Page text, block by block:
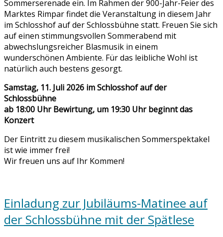
Sommerserenade ein. Im Rahmen der 900-Jahr-Feier des
Marktes Rimpar findet die Veranstaltung in diesem Jahr
im Schlosshof auf der Schlossbühne statt. Freuen Sie sich
auf einen stimmungsvollen Sommerabend mit
abwechslungsreicher Blasmusik in einem
wunderschönen Ambiente. Für das leibliche Wohl ist
natürlich auch bestens gesorgt.
Samstag, 11. Juli 2026 im Schlosshof auf der
Schlossbühne
ab 18:00 Uhr Bewirtung, um 19:30 Uhr beginnt das
Konzert
Der Eintritt zu diesem musikalischen Sommerspektakel
ist wie immer frei!
Wir freuen uns auf Ihr Kommen!
Einladung zur Jubiläums-Matinee auf
der Schlossbühne mit der Spätlese